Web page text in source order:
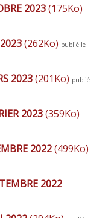
2023(175Ko)
(262Ko) publié le
2023(201Ko) publié
2023(359Ko)
2022(499Ko)
2022